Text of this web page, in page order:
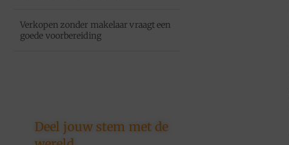
Verkopen zonder makelaar vraagt een
goede voorbereiding
Deel jouw stem met de